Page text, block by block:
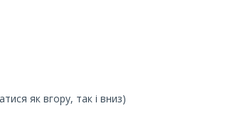
як вгору, так і вниз)